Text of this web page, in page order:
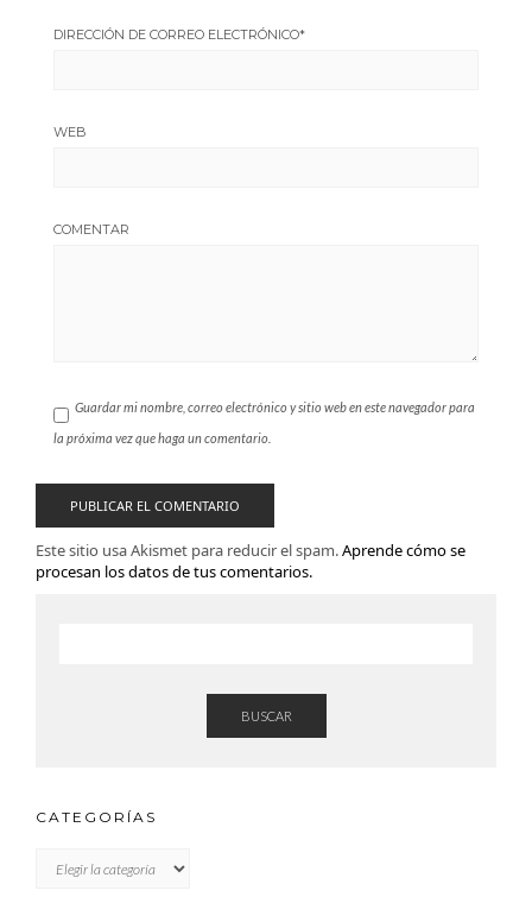
DIRECCIÓN DE CORREO ELECTRÓNICO*
WEB
COMENTAR
Guardar mi nombre, correo electrónico y sitio web en este navegador para
la próxima vez que haga un comentario.
Este sitio usa Akismet para reducir el spam.Aprende cómo se
procesan los datos de tus comentarios.
BUSCAR
CATEGORÍAS